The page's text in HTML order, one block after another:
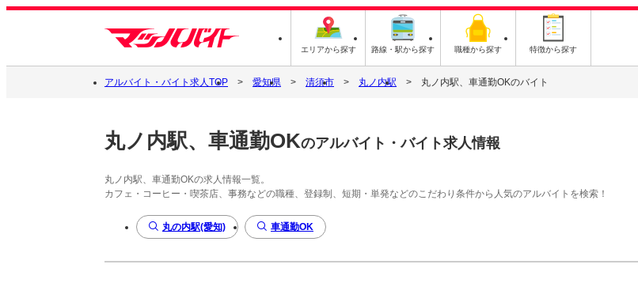
エリアから探す 路線・駅から探す 職種から探す 特徴から探す
アルバイト・バイト求人TOP 愛知県 清須市 丸ノ内駅 丸ノ内駅、車通勤OKのバイト
丸ノ内駅、車通勤OKのアルバイト・バイト求人情報
丸ノ内駅、車通勤OKの求人情報一覧。
カフェ・コーヒー・喫茶店、事務などの職種、登録制、短期・単発などのこだわり条件から人気のアルバイトを検索！
丸の内駅(愛知) 車通勤OK